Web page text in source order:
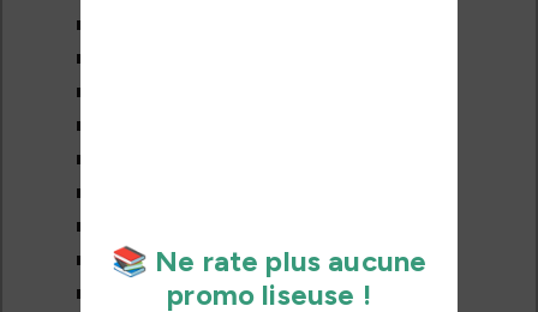
Une calculatrice
Le réglage du Bluetooth pour